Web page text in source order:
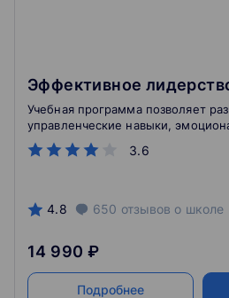
Эффективное
3.6
Учебная программа позволяет
управленческие навыки,
4.8 650 отзывов о школе
14 990 ₽
Подробнее